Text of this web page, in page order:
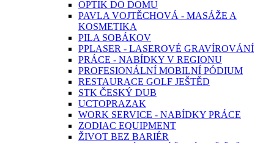
OPTIK DO DOMU
PAVLA VOJTĚCHOVÁ - MASÁŽE A
KOSMETIKA
PILA SOBÁKOV
PPLASER - LASEROVÉ GRAVÍROVÁNÍ
PRÁCE - NABÍDKY V REGIONU
PROFESIONÁLNÍ MOBILNÍ PÓDIUM
RESTAURACE GOLF JEŠTĚD
STK ČESKÝ DUB
UCTOPRAZAK
WORK SERVICE - NABÍDKY PRÁCE
ZODIAC EQUIPMENT
ŽIVOT BEZ BARIÉR